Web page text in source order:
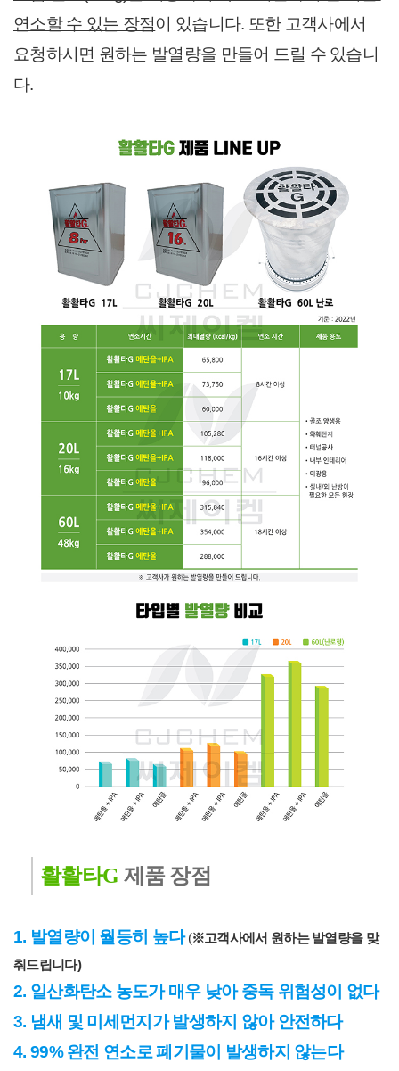
연소할 수 있는 장점이 있습니다. 또한 고객사에서
요청하시면 원하는 발열량을 만들어 드릴 수 있습니
다.
활활타G 제품 장점
1. 발열량이 월등히 높다 (※고객사에서 원하는 발열량을 맞
춰드립니다)
2. 일산화탄소 농도가 매우 낮아 중독 위험성이 없다
3. 냄새 및 미세먼지가 발생하지 않아 안전하다
4. 99% 완전 연소로 폐기물이 발생하지 않는다